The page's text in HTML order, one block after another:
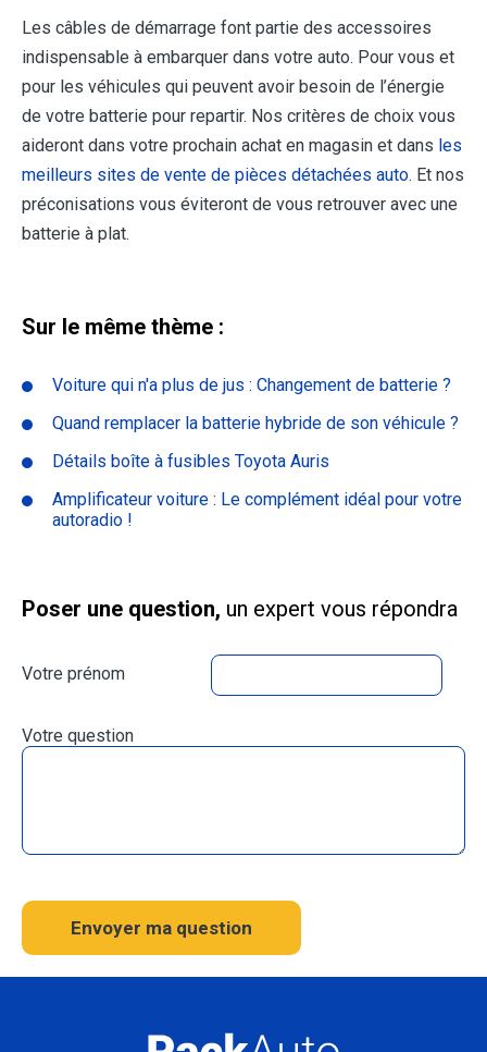
Les câbles de démarrage font partie des accessoires
indispensable à embarquer dans votre auto. Pour vous et
pour les véhicules qui peuvent avoir besoin de l’énergie
de votre batterie pour repartir. Nos critères de choix vous
aideront dans votre prochain achat en magasin et dans les
meilleurs sites de vente de pièces détachées auto. Et nos
préconisations vous éviteront de vous retrouver avec une
batterie à plat.
Sur le même thème :
Voiture qui n'a plus de jus : Changement de batterie ?
Quand remplacer la batterie hybride de son véhicule ?
Détails boîte à fusibles Toyota Auris
Amplificateur voiture : Le complément idéal pour votre
autoradio !
Poser une question, un expert vous répondra
Votre prénom
Votre question
Envoyer ma question